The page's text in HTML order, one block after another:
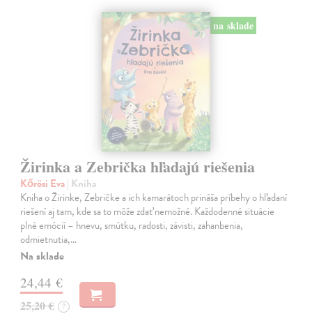
na sklade
Žirinka a Zebrička hľadajú riešenia
Kőrösi Eva| Kniha
Kniha o Žirinke, Zebričke a ich kamarátoch prináša príbehy o hľadaní
riešení aj tam, kde sa to môže zdať nemožné. Každodenné situácie
plné emócií – hnevu, smútku, radosti, závisti, zahanbenia,
odmietnutia,…
Na sklade
24,44 €
25,20 € ?